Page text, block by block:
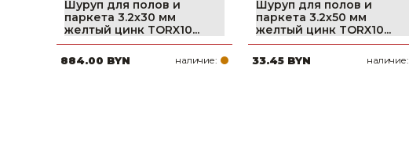
Строительные и отделочные материалы
Садовый инструмент, вазоны, горшки и кашпо, теплицы, парники
Шуруп для полов и
паркета 3.2х30 мм
желтый цинк TORX10...
884.00 BYN наличие:
Шуруп для полов и
паркета 3.2х50 мм
желтый цинк TORX10...
33.45 BYN наличие: